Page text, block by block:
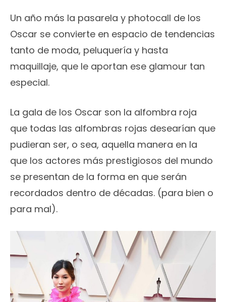
Un año más la pasarela y photocall de los
Oscar se convierte en espacio de tendencias
tanto de moda, peluquería y hasta
maquillaje, que le aportan ese glamour tan
especial.
La gala de los Oscar son la alfombra roja
que todas las alfombras rojas desearían que
pudieran ser, o sea, aquella manera en la
que los actores más prestigiosos del mundo
se presentan de la forma en que serán
recordados dentro de décadas. (para bien o
para mal).